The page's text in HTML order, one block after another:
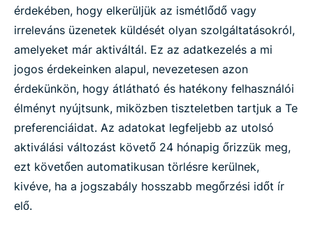
érdekében, hogy elkerüljük az ismétlődő vagy
irreleváns üzenetek küldését olyan szolgáltatásokról,
amelyeket már aktiváltál. Ez az adatkezelés a mi
jogos érdekeinken alapul, nevezetesen azon
érdekünkön, hogy átlátható és hatékony felhasználói
élményt nyújtsunk, miközben tiszteletben tartjuk a Te
preferenciáidat. Az adatokat legfeljebb az utolsó
aktiválási változást követő 24 hónapig őrizzük meg,
ezt követően automatikusan törlésre kerülnek,
kivéve, ha a jogszabály hosszabb megőrzési időt ír
elő.